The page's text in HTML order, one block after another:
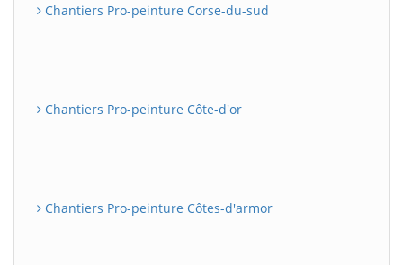
Chantiers Pro-peinture Corse-du-sud
Chantiers Pro-peinture Côte-d'or
Chantiers Pro-peinture Côtes-d'armor